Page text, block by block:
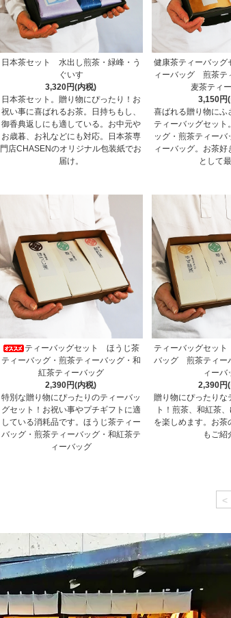
日本茶セット 水出し煎茶・緑峰・う
ぐいす
3,320円(内税)
日本茶セット。贈り物にぴったり！お
祝い事に喜ばれるお茶。日持ちもし、
御香典返しにも適している。お中元や
お歳暮、お礼などにも対応。日本茶専
門店CHASENのオリジナル包装紙でお
届け。
健康茶ティーバッ
ィーバッグ 煎茶
麦茶ティ
3,150円
喜ばれる贈り物にふ
ティーバッグセット
ッグ・煎茶ティーバ
ィーバッグ。お茶好
として最
ティーバッグセット ほうじ茶
ティーバッグ・煎茶ティーバッグ・和
紅茶ティーバッグ
2,390円(内税)
特別な贈り物にぴったりのティーバッ
グセット！お祝い事やプチギフトに適
している消耗品です。ほうじ茶ティー
バッグ・煎茶ティーバッグ・和紅茶テ
ィーバッグ
ティーバッグセッ
バッグ 煎茶ティー
ィーバ
2,390円
贈り物にぴったりな
ト！煎茶、和紅茶
を楽しめます。お茶
もご紹
<